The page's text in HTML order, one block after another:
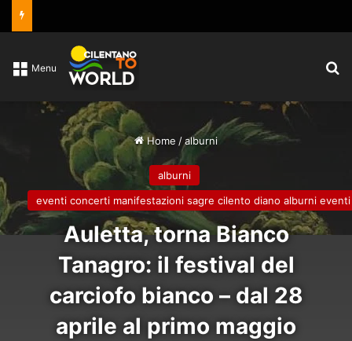
Menu
Home /alburni
alburni
eventi concerti manifestazioni sagre cilento diano alburni
Auletta, torna Bianco
Tanagro: il festival del
carciofo bianco – dal 28
aprile al primo maggio